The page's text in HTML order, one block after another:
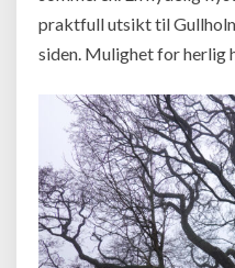
praktfull utsikt til
siden. Mulighet for herlig